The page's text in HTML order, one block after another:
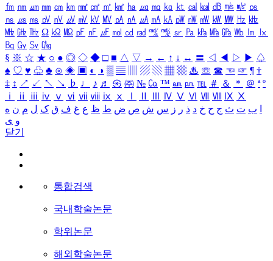
㎙ ㎚ ㎛ ㎜ ㎝ ㎞ ㎟ ㎠ ㎡ ㎢ ㏊ ㎍ ㎎ ㎏ ㏏ ㎈ ㎉ ㏈ ㎧ ㎨ ㎰
㎱ ㎲ ㎳ ㎴ ㎵ ㎶ ㎷ ㎸ ㎹ ㎀ ㎁ ㎂ ㎃ ㎄ ㎺ ㎻ ㎽ ㎾ ㎿ ㎐ ㎑
㎒ ㎓ ㎔ Ω ㏀ ㏁ ㎊ ㎋ ㎌ ㏖ ㏅ ㎭ ㎮ ㎯ ㏛ ㎩ ㎪ ㎫ ㎬ ㏝ ㏐
㏓
㏃ ㏉ ㏜ ㏆
§ ※ ☆ ★ ○ ● ◎ ◇ ◆ □ ■ △ ▽ → ← ↑ ↓ ↔ 〓 ◁ ◀ ▷ ▶ ♤
♠ ♡ ♥ ♧ ♣ ⊙ ◈ ▣ ◐ ◑ ▒ ▤ ▨ ▧ ▦ ▩ ♨ ☏ ☎ ☜ ☞ ¶ †
‡ ↕ ↗ ↙ ↖ ↘ ♭ ♩ ♪ ♬ ㉿ ㈜ № ㏇ ™ ㏂ ㏘ ℡ ＃ ＆ ＊ ＠ ª º
ⅰ
ⅱ ⅲ ⅳ ⅴ ⅵ ⅶ ⅷ ⅸ ⅹ Ⅳ Ⅴ Ⅵ Ⅶ Ⅷ Ⅸ Ⅹ
ب ت ث ج ح خ د ذ ر ز س ش ص ض ط ظ ع غ ف ق ک ل م ن ه
و ی
닫기
통합검색
국내학술논문
학위논문
해외학술논문